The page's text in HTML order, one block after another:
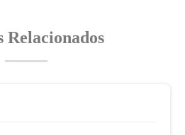
Relacionados